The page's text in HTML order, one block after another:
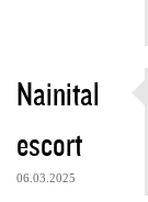
Nainital
escort
06.03.2025